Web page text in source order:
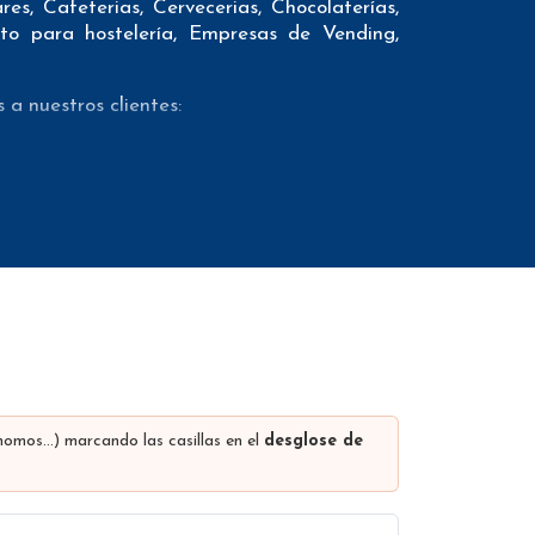
Cafeterias, Cervecerias, Chocolaterías,
para hostelería, Empresas de Vending,
nuestros clientes:
marketing. Además ofrecemos el conteo
comunidad autónoma, dirección de la
redes sociales…
descuentos se realizan dependiendo del
marcando las casillas en el desglose de